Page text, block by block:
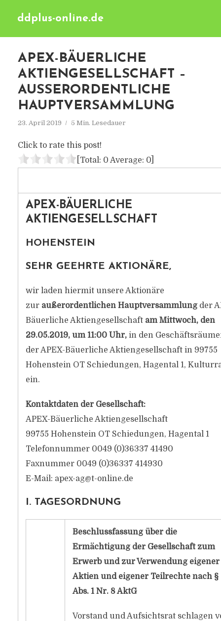
ddplus-online.de
APEX-BÄUERLICHE
AKTIENGESELLSCHAFT –
AUSSERORDENTLICHE H
AUPTVERSAMMLUNG
23. April 2019 5 Min. Lesedauer
Click to rate this post!
[Total: 0 Average: 0]
APEX-BÄUERLICHE
AKTIENGESELLSCHAFT
HOHENSTEIN
SEHR GEEHRTE AKTIONÄRE,
wir laden hiermit unsere Aktionäre
zur außerordentlichen Hauptversammlungder
Bäuerliche Aktiengesellschaft am Mittwoch, den
29.05.2019, um 11:00 Uhr,in den
der APEX-Bäuerliche Aktiengesellschaft in 99755
Hohenstein OT Schiedungen, Hagental 1,
ein.
Kontaktdaten der Gesellschaft:
APEX-Bäuerliche Aktiengesellschaft
99755 Hohenstein OT Schiedungen, Hagental 1
Telefonnummer 0049 (0)36337 41490
Faxnummer 0049 (0)36337 414930
E-Mail: apex-ag@t-online.de
I. TAGESORDNUNG
Beschlussfassung über die
Ermächtigung der Gesellschaft zum
Erwerb und zur Verwendung eigener
Aktien und eigener Teilrechte nach §
Abs. 1 Nr. 8 AktG
Vorstand und Aufsichtsrat schlagen